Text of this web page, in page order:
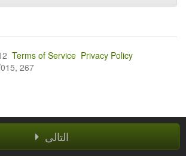
التالى
Terms of Service Privacy Policy
267